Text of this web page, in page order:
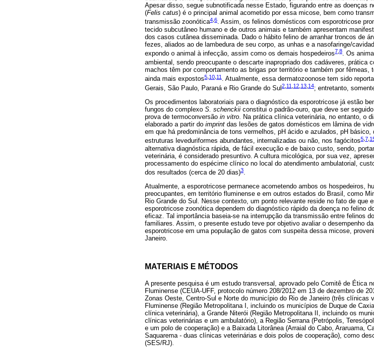
Apesar disso, segue subnotificada nesse Estado, figurando entre as doenças
(Felis catus) é o principal animal acometido por essa micose, bem como
transmissão zoonótica4 6. Assim, os felinos domésticos com esporotricose
tecido subcutâneo humano e de outros animais e também apresentam
dos casos cutânea disseminada. Dado o hábito felino de arranhar troncos de
fezes, aliados ao de lambedura de seu corpo, as unhas e a nasofaringe/
expondo o animal à infecção, assim como os demais hospedeiros7 8
. Os
ambiental, sendo preocupante o descarte inapropriado dos cadáveres, prática
machos têm por comportamento as brigas por território e também por
ainda mais expostos5 10 11 . Atualmente, essa dermatozoonose tem sido
Gerais, São Paulo, Paraná e Rio Grande do Sul 2 11 12 13 14; entretanto,
Os procedimentos laboratoriais para o diagnóstico da esporotricose já estão
fungos do complexo S. schenckii constitui o padrão-ouro, que deve ser
prova de termoconversão in vitro. Na prática clínica veterinária, no entanto, o
elaborado a partir do imprint das lesões de gatos domésticos em lâmina de
em que há predominância de tons vermelhos, pH ácido e azulados, pH
estruturas leveduriformes abundantes, internalizadas ou não, nos fagócitos5 7
alternativa diagnóstica rápida, de fácil execução e de baixo custo, sendo,
veterinária, é considerado presuntivo. A cultura micológica, por sua vez,
processamento do espécime clínico no local do atendimento ambulatorial,
dos resultados (cerca de 20 dias)3.
Atualmente, a esporotricose permanece acometendo ambos os hospedeiros,
preocupantes, em território fluminense e em outros estados do Brasil, como
Rio Grande do Sul. Nesse contexto, um ponto relevante reside no fato de que
esporotricose zoonótica dependem do diagnóstico rápido da doença no felino
eficaz. Tal importância baseia-se na interrupção da transmissão entre felinos
familiares. Assim, o presente estudo teve por objetivo avaliar o desempenho
esporotricose em uma população de gatos com suspeita dessa micose,
Janeiro.
MATERIAIS E MÉTODOS
A presente pesquisa é um estudo transversal, aprovado pelo Comitê de Ética
Fluminense (CEUA-UFF, protocolo número 208/2012 em 13 de dezembro de
Zonas Oeste, Centro-Sul e Norte do município do Rio de Janeiro (três clínicas
Fluminense (Região Metropolitana I, incluindo os municípios de Duque de
clínica veterinária), a Grande Niterói (Região Metropolitana II, incluindo os
clínicas veterinárias e um ambulatório), a Região Serrana (Petrópolis,
e um polo de cooperação) e a Baixada Litorânea (Arraial do Cabo, Araruama,
Saquarema - duas clínicas veterinárias e dois polos de cooperação), como
(SES/RJ).